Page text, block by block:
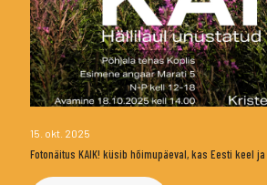
15. okt. 2025
Fotonäitus KAIK! küsib hõimupäeval, kas Eesti keel